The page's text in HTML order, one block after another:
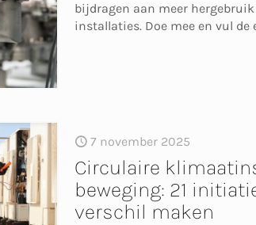
bijdragen aan meer
installaties. Doe mee en vul de
7 november 2025
Circulaire
beweging: 21
verschil maken